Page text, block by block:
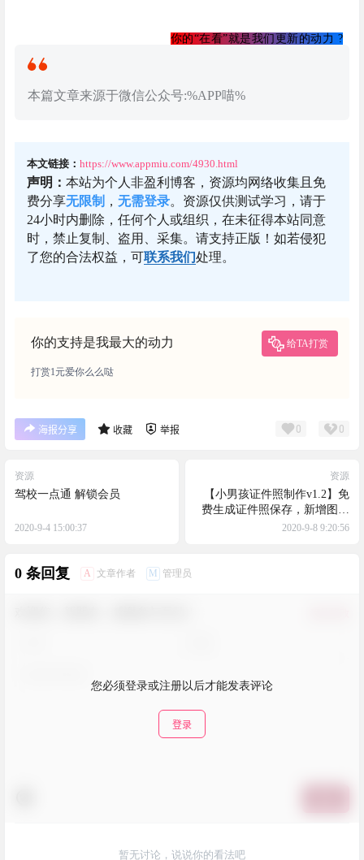
你的“在看”就是我们更新的动力 ?
本篇文章来源于微信公众号:%APP喵%
本文链接： https://www.appmiu.com/4930.html
声明： 本站为个人非盈利博客，资源均网络收集且免
费分享无限制 ， 无需登录。资源仅供测试学习，请于
24小时内删除，任何个人或组织，在未征得本站同意
时，禁止复制、盗用、采集。请支持正版！如若侵犯
了您的合法权益，可 联系我们处理。
你的支持是我最大的动力 给TA打赏
打赏1元爱你么么哒
海报分享 收藏 举报 0 0
资源
驾校一点通 解锁会员
2020-9-4 15:00:37
资源
【小男孩证件照制作v1.2】免
费生成证件照保存，新增图片
识别文字PDF转图片老照片上
2020-9-8 9:20:56
0 条回复 A 文章作者 M 管理员
您必须登录或注册以后才能发表评论
登录
暂无讨论，说说你的看法吧